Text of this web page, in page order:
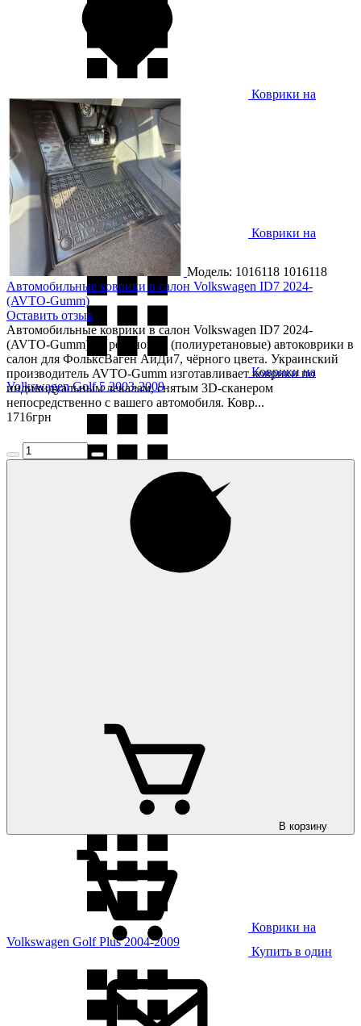
Коврики на
Volkswagen Golf 3 1991-1997
Коврики на
Volkswagen Golf 4 1998-2003
Коврики на
Volkswagen Golf 5 2003-2009
Volkswagen Golf 6 2009-2013
Коврики на
Volkswagen Golf Plus 2004-2009
Модель: 1016118 1016118
Автомобильные коврики в салон Volkswagen ID7 2024-
(AVTO-Gumm)
Оставить отзыв
Автомобильные коврики в салон Volkswagen ID7 2024-
(AVTO-Gumm) — резиновые (полиуретановые) автоковрики в
салон для ФольксВаген АйДи7, чёрного цвета. Украинский
производитель AVTO-Gumm изготавливает коврики по
индивидуальным лекалам, снятым 3D-сканером
непосредственно с вашего автомобиля. Ковр...
1716грн
В корзину
Купить в один